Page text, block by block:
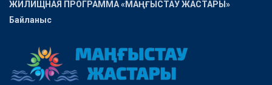
ЖИЛИЩНАЯ ПРОГРАММА «МАҢҒЫСТАУ ЖАСТАРЫ»
Байланыс